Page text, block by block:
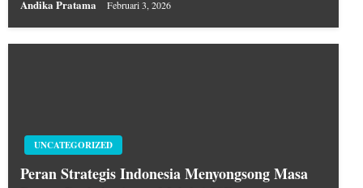
Andika Pratama Februari 3, 2026
UNCATEGORIZED
Peran Strategis Indonesia Menyongsong Masa